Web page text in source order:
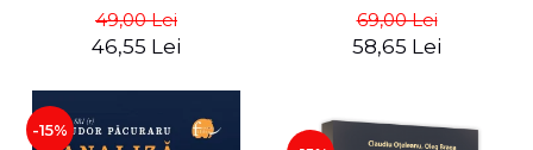
49,00 Lei
46,55 Lei
69,00 Lei
58,65 Lei
-15%